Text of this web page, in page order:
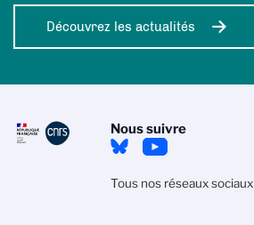
Découvrez les actualités
Nous suivre
Tous nos réseaux sociaux